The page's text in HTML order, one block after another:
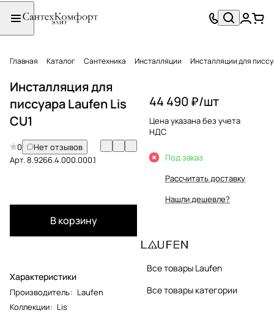
Главная Каталог Сантехника Инсталляции Инсталляции для
Инсталляция для
писсуара Laufen Lis
CU1
0
Нет отзывов
Арт.8.9266.4.000.000.1
В корзину
Характеристики
Производитель: Laufen
Коллекции: Lis
44 490 ₽/шт
Цена указана без учета
НДС
Под заказ
Рассчитать доставку
Нашли дешевле?
Все товары Laufen
Все товары категории